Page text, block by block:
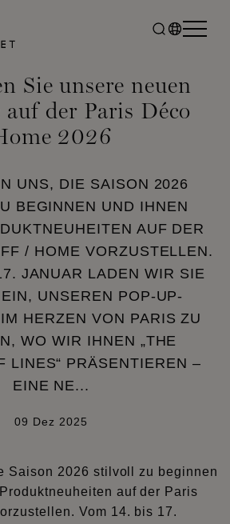
Sie unsere neuen
der Paris Déco
2026
UNS, DIE SAISON 2026
BEGINNEN UND IHNEN
AUF DER
/ HOME VORZUSTELLEN.
JANUAR LADEN WIR SIE
UNSEREN POP-UP-
HERZEN VON PARIS ZU
WO WIR IHNEN „THE
LINES“ PRÄSENTIEREN –
EINE NE...
09 Dez 2025
Saison 2026 stilvoll zu beginnen
auf der Paris
Vom 14. bis 17.